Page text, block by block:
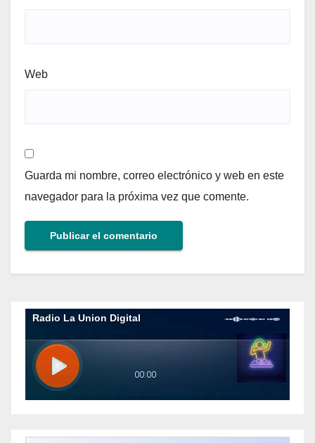
Web
Guarda mi nombre, correo electrónico y web en este
navegador para la próxima vez que comente.